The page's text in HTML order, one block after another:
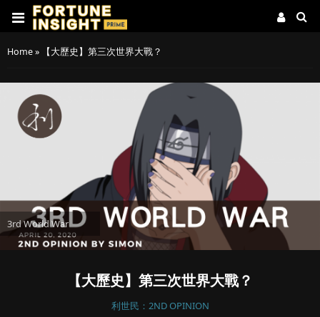
Home» 【大歷史】第三次世界大戰？
3rd World War
【大歷史】第三次世界大戰？
利世民：2ND OPINION